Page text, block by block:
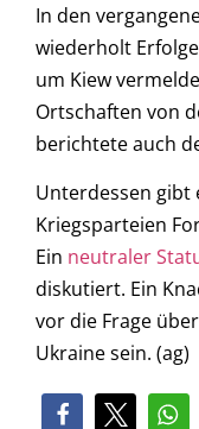
In den
wiederholt
um Kiew
Ortschaften von
berichtete auch
Unterdessen gibt
Kriegsparteien
Ein neutraler
diskutiert. Ein
vor die Frage
Ukraine sein. (ag)